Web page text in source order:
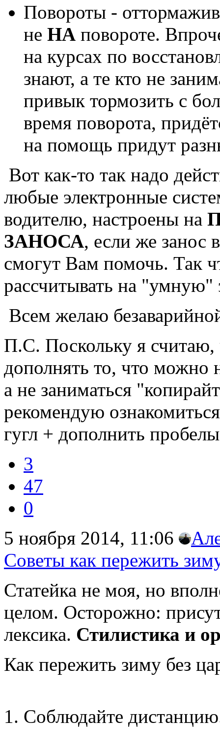
Повороты -
не НА повороте.
на курсах по
знают, а те кто не
привык тормозить с
время поворота,
на помощь придут
Вот как-то так надо
любые электронные
водителю, настроены на
ЗАНОСА, если же занос
смогут Вам помочь. Так
рассчитывать на "умную"
Всем желаю
П.С. Поскольку я считаю,
дополнять то, что можно
а не заниматься
рекомендую
гугл + дополнить
3
47
0
5 ноября 2014, 11:06
Советы как пережить
Статейка не моя, но
целом. Осторожно:
лексика. Стилистика и
Как пережить зиму без
1. Соблюдайте